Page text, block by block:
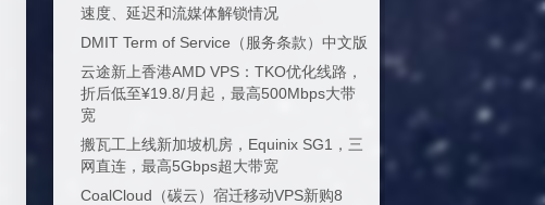
速度、延迟和流媒体解锁情况
DMIT Term of Service（服务条款）中文版
云途新上香港AMD VPS：TKO优化线路，
折后低至¥19.8/月起，最高500Mbps大带
宽
搬瓦工上线新加坡机房，Equinix SG1，三
网直连，最高5Gbps超大带宽
CoalCloud（碳云）宿迁移动VPS新购8